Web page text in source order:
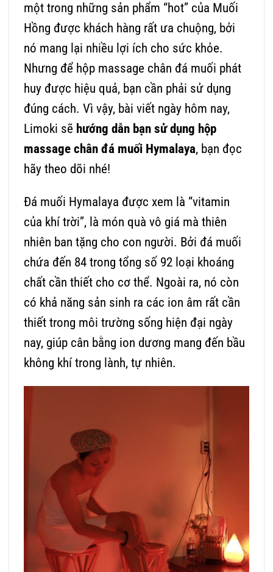
một trong những sản phẩm “hot” của Muối
Hồng được khách hàng rất ưa chuộng, bởi
nó mang lại nhiều lợi ích cho sức khỏe.
Nhưng để hộp massage chân đá muối phát
huy được hiệu quả, bạn cần phải sử dụng
đúng cách. Vì vậy, bài viết ngày hôm nay,
Limoki sẽ hướng dẫn bạn sử dụng hộp
massage chân đá muối Hymalaya, bạn đọc
hãy theo dõi nhé!
Đá muối Hymalaya được xem là “vitamin
của khí trời”, là món quà vô giá mà thiên
nhiên ban tặng cho con người. Bởi đá muối
chứa đến 84 trong tổng số 92 loại khoáng
chất cần thiết cho cơ thể. Ngoài ra, nó còn
có khả năng sản sinh ra các ion âm rất cần
thiết trong môi trường sống hiện đại ngày
nay, giúp cân bằng ion dương mang đến bầu
không khí trong lành, tự nhiên.